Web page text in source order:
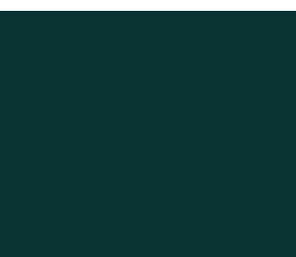
side